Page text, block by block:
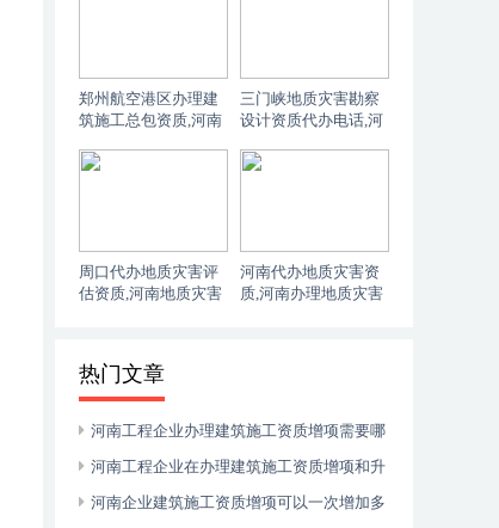
郑州航空港区办理建
筑施工总包资质,河南
司电话
三门峡地质灾害勘察
设计资质代办电话,河
与勘察设计资质需要
周口代办地质灾害评
估资质,河南地质灾害
河南代办地质灾害资
质,河南办理地质灾害
热门文章
河南工程企业办理建筑施工资质增项需要哪
些材料和文件
河南工程企业在办理建筑施工资质增项和升
级的区别是什么？
河南企业建筑施工资质增项可以一次增加多